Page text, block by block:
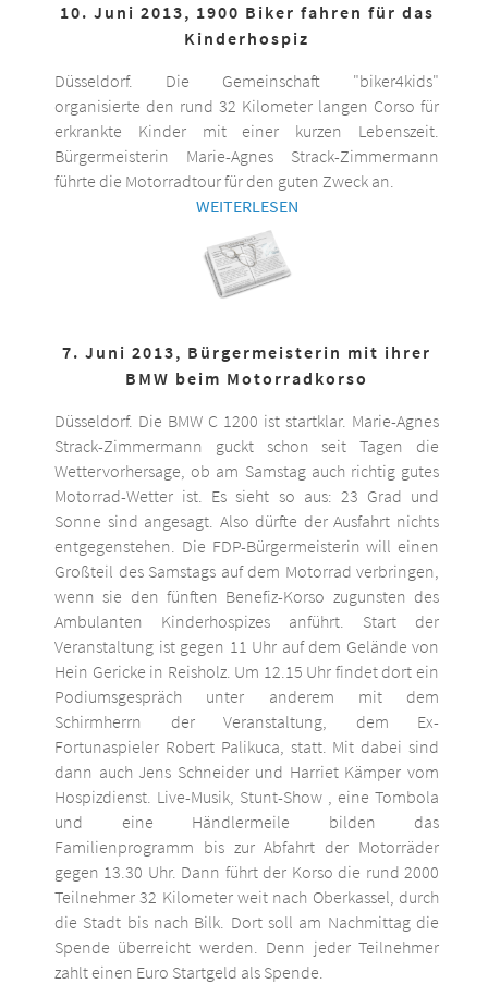
10. Juni 2013, 1900 Biker fahren für das
Kinderhospiz
Düsseldorf. Die Gemeinschaft "biker4kids"
organisierte den rund 32 Kilometer langen Corso für
erkrankte Kinder mit einer kurzen Lebenszeit.
Bürgermeisterin Marie-Agnes Strack-Zimmermann
führte die Motorradtour für den guten Zweck an.
WEITERLESEN
7. Juni 2013, Bürgermeisterin mit ihrer
BMW beim Motorradkorso
Düsseldorf. Die BMW C 1200 ist startklar. Marie-Agnes
Strack-Zimmermann guckt schon seit Tagen die
Wettervorhersage, ob am Samstag auch richtig gutes
Motorrad-Wetter ist. Es sieht so aus: 23 Grad und
Sonne sind angesagt. Also dürfte der Ausfahrt nichts
entgegenstehen. Die FDP-Bürgermeisterin will einen
Großteil des Samstags auf dem Motorrad verbringen,
wenn sie den fünften Benefiz-Korso zugunsten des
Ambulanten Kinderhospizes anführt. Start der
Veranstaltung ist gegen 11 Uhr auf dem Gelände von
Hein Gericke in Reisholz. Um 12.15 Uhr findet dort ein
Podiumsgespräch unter anderem mit dem
Schirmherrn der Veranstaltung, dem Ex-
Fortunaspieler Robert Palikuca, statt. Mit dabei sind
dann auch Jens Schneider und Harriet Kämper vom
Hospizdienst. Live-Musik, Stunt-Show , eine Tombola
und eine Händlermeile bilden das
Familienprogramm bis zur Abfahrt der Motorräder
gegen 13.30 Uhr. Dann führt der Korso die rund 2000
Teilnehmer 32 Kilometer weit nach Oberkassel, durch
die Stadt bis nach Bilk. Dort soll am Nachmittag die
Spende überreicht werden. Denn jeder Teilnehmer
zahlt einen Euro Startgeld als Spende.